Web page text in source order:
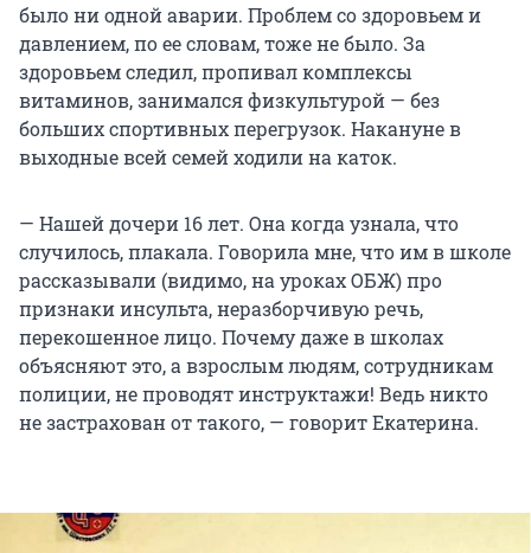
было ни одной аварии. Проблем со здоровьем и
давлением, по ее словам, тоже не было. За
здоровьем следил, пропивал комплексы
витаминов, занимался физкультурой — без
больших спортивных перегрузок. Накануне в
выходные всей семей ходили на каток.
— Нашей дочери 16 лет. Она когда узнала, что
случилось, плакала. Говорила мне, что им в школе
рассказывали (видимо, на уроках ОБЖ) про
признаки инсульта, неразборчивую речь,
перекошенное лицо. Почему даже в школах
объясняют это, а взрослым людям, сотрудникам
полиции, не проводят инструктажи! Ведь никто
не застрахован от такого, — говорит Екатерина.